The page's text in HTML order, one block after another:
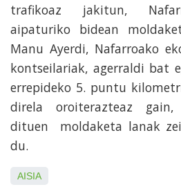
trafikoaz jakitun,
aipaturiko bidean
Manu Ayerdi, Nafarroako
kontseilariak, agerraldi bat
errepideko 5. puntu
direla oroiterazteaz
dituen moldaketa lanak
du.
AISIA